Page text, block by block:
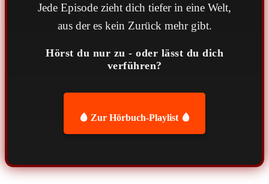
Jede Episode zieht dich tiefer in eine Welt,
aus der es kein Zurück mehr gibt.
Hörst du nur zu - oder lässt du dich
verführen?
🩸 Zur Hörbuch-Playlist 🩸